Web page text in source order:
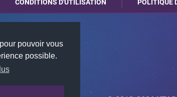
pouvoir vous
possible.
CONDITIONS D'UTILISATION POLITIQUE